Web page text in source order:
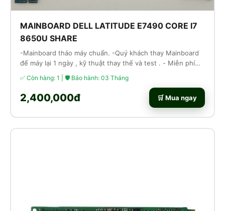
MAINBOARD DELL LATITUDE E7490 CORE I7
8650U SHARE
-Mainboard tháo máy chuẩn. -Quý khách thay Mainboard
để máy lại 1 ngày , kỹ thuật thay thế và test . - Miễn phí
công thay thế lắp ráp
✅ Còn hàng: 1 | 🛡 Bảo hành: 03 Tháng
2,400,000đ 🛒 Mua ngay